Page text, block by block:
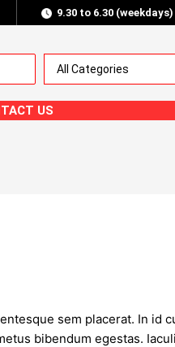
9.30 to 6.30
US
sem placerat. In id
bibendum egestas.